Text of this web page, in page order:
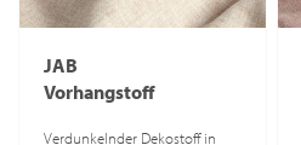
JAB
Vorhangstoff
Verdunkelnder Dekostoff in